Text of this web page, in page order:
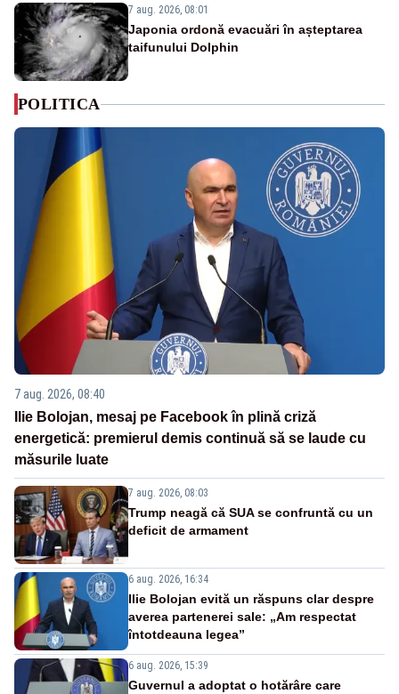
7 aug. 2026, 08:01
Japonia ordonă evacuări în așteptarea
taifunului Dolphin
POLITICA
7 aug. 2026, 08:40
Ilie Bolojan, mesaj pe Facebook în plină criză
energetică: premierul demis continuă să se laude cu
măsurile luate
7 aug. 2026, 08:03
Trump neagă că SUA se confruntă cu un
deficit de armament
6 aug. 2026, 16:34
Ilie Bolojan evită un răspuns clar despre
averea partenerei sale: „Am respectat
întotdeauna legea”
6 aug. 2026, 15:39
Guvernul a adoptat o hotărâre care